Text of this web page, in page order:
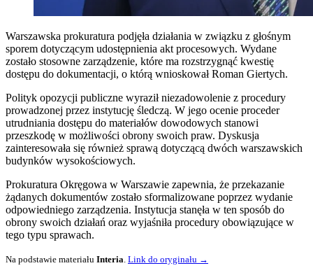
Warszawska prokuratura podjęła działania w związku z głośnym
sporem dotyczącym udostępnienia akt procesowych. Wydane
zostało stosowne zarządzenie, które ma rozstrzygnąć kwestię
dostępu do dokumentacji, o którą wnioskował Roman Giertych.
Polityk opozycji publiczne wyraził niezadowolenie z procedury
prowadzonej przez instytucję śledczą. W jego ocenie proceder
utrudniania dostępu do materiałów dowodowych stanowi
przeszkodę w możliwości obrony swoich praw. Dyskusja
zainteresowała się również sprawą dotyczącą dwóch warszawskich
budynków wysokościowych.
Prokuratura Okręgowa w Warszawie zapewnia, że przekazanie
żądanych dokumentów zostało sformalizowane poprzez wydanie
odpowiedniego zarządzenia. Instytucja stanęła w ten sposób do
obrony swoich działań oraz wyjaśniła procedury obowiązujące w
tego typu sprawach.
Na podstawie materiału Interia Link do oryginału →